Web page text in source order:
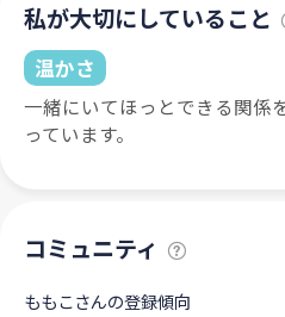
私が大切にしていること
温かさ
一緒にいてほっとできる関係
っています。
コミュニティ
ももこさんの登録傾向